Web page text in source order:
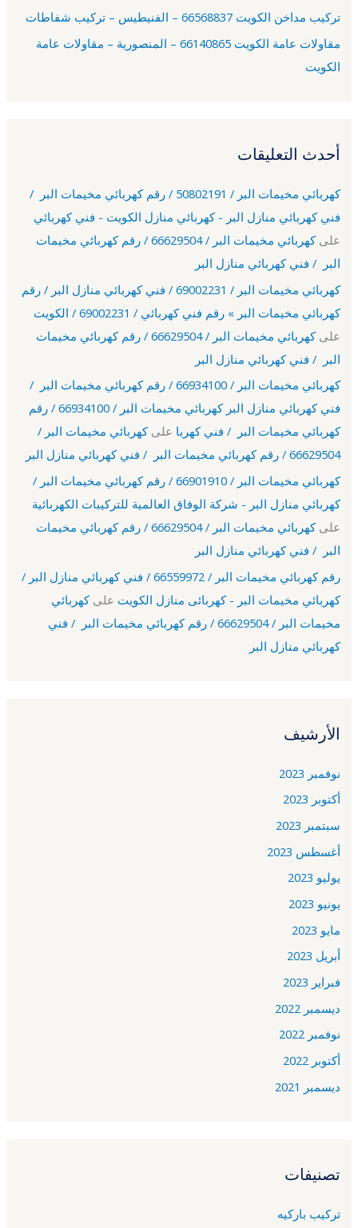
تركيب مداخن الكويت 66568837 – الفنيطيس – تركيب شفاطات
مقاولات عامة الكويت 66140865 – المنصورية – مقاولات عامة
الكويت
أحدث التعليقات
كهربائي مخيمات البر / 50802191 / رقم كهربائي مخيمات البر /
فني كهربائي منازل البر - كهربائي منازل الكويت - فني كهربائي
على
كهربائي مخيمات البر / 66629504 / رقم كهربائي مخيمات
البر / فني كهربائي منازل البر
كهربائي مخيمات البر / 69002231 / فني كهربائي منازل البر / رقم
كهربائي مخيمات البر » رقم فني كهربائي / 69002231 / الكويت
على
كهربائي مخيمات البر / 66629504 / رقم كهربائي مخيمات
البر / فني كهربائي منازل البر
كهربائي مخيمات البر / 66934100 / رقم كهربائي مخيمات البر /
فني كهربائي منازل البر كهربائي مخيمات البر / 66934100 / رقم
كهربائي مخيمات البر / فني كهربا علىكهربائي مخيمات البر /
66629504 / رقم كهربائي مخيمات البر / فني كهربائي منازل البر
كهربائي مخيمات البر / 66901910 / رقم كهربائي مخيمات البر /
كهربائي منازل البر - شركة الوفاق العالمية للتركيبات الكهربائية
على
كهربائي مخيمات البر / 66629504 / رقم كهربائي مخيمات
البر / فني كهربائي منازل البر
رقم كهربائي مخيمات البر / 66559972 / فني كهربائي منازل البر /
كهربائي مخيمات البر - كهربائى منازل الكويت علىكهربائي
مخيمات البر / 66629504 / رقم كهربائي مخيمات البر / فني
كهربائي منازل البر
الأرشيف
نوفمبر 2023
أكتوبر 2023
سبتمبر 2023
أغسطس 2023
يوليو 2023
يونيو 2023
مايو 2023
أبريل 2023
فبراير 2023
ديسمبر 2022
نوفمبر 2022
أكتوبر 2022
ديسمبر 2021
تصنيفات
تركيب باركيه